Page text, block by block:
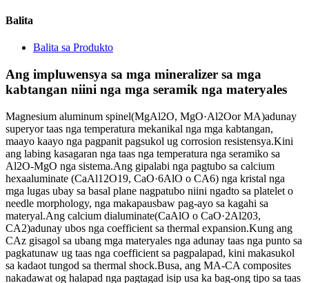
Balita
Balita sa Produkto
Ang impluwensya sa mga mineralizer sa mga
kabtangan niini nga mga seramik nga materyales
Magnesium aluminum spinel(MgAl2O, MgO·Al2Oor MA)adunay
superyor taas nga temperatura mekanikal nga mga kabtangan,
maayo kaayo nga pagpanit pagsukol ug corrosion resistensya.Kini
ang labing kasagaran nga taas nga temperatura nga seramiko sa
Al2O-MgO nga sistema.Ang gipalabi nga pagtubo sa calcium
hexaaluminate (CaAl12O19, CaO·6AlO o CA6) nga kristal nga
mga lugas ubay sa basal plane nagpatubo niini ngadto sa platelet o
needle morphology, nga makapausbaw pag-ayo sa kagahi sa
materyal.Ang calcium dialuminate(CaAlO o CaO·2Al203,
CA2)adunay ubos nga coefficient sa thermal expansion.Kung ang
CAz gisagol sa ubang mga materyales nga adunay taas nga punto sa
pagkatunaw ug taas nga coefficient sa pagpalapad, kini makasukol
sa kadaot tungod sa thermal shock.Busa, ang MA-CA composites
nakadawat og halapad nga pagtagad isip usa ka bag-ong tipo sa taas